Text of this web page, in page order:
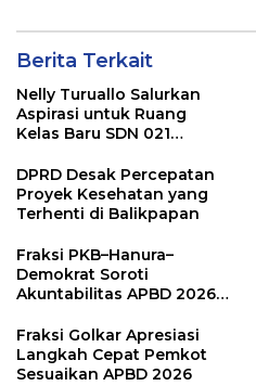
Berita Terkait
Nelly Turuallo Salurkan
Aspirasi untuk Ruang
Kelas Baru SDN 021
DPRD Desak Percepatan
Proyek Kesehatan yang
Terhenti di Balikpapan
Fraksi PKB–Hanura–
Demokrat Soroti
Akuntabilitas APBD 2026
Pengawasan Belanja
Modal
Fraksi Golkar Apresiasi
Langkah Cepat Pemkot
Sesuaikan APBD 2026